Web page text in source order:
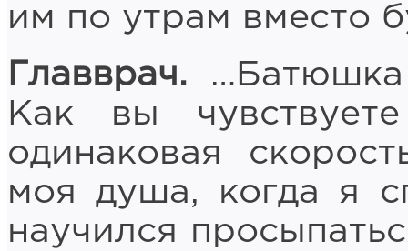
им по утрам вместо
Главврач.
Как вы
одинаковая
моя душа, когда я
научился